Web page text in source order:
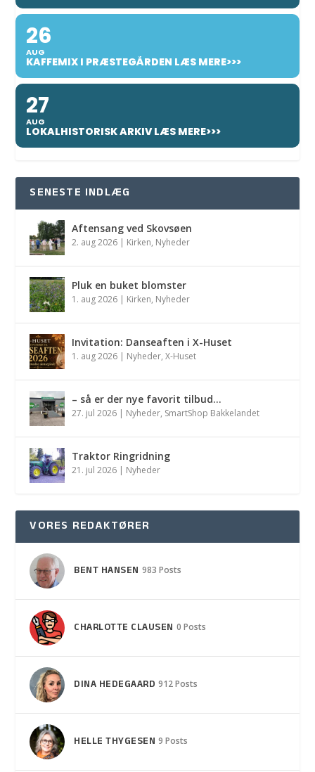
26
AUG
KAFFEMIX I PRÆSTEGÅRDEN LÆS MERE>>>
27
AUG
LOKALHISTORISK ARKIV LÆS MERE>>>
SENESTE INDLÆG
Aftensang ved Skovsøen
2. aug 2026 | Kirken, Nyheder
Pluk en buket blomster
1. aug 2026 | Kirken, Nyheder
Invitation: Danseaften i X-Huset
1. aug 2026 | Nyheder,X-Huset
– så er der nye favorit tilbud…
27. jul 2026 | Nyheder, SmartShop Bakkelandet
Traktor Ringridning
21. jul 2026 | Nyheder
VORES REDAKTØRER
BENT HANSEN 983 Posts
CHARLOTTE CLAUSEN 0 Posts
DINA HEDEGAARD 912 Posts
HELLE THYGESEN 9 Posts